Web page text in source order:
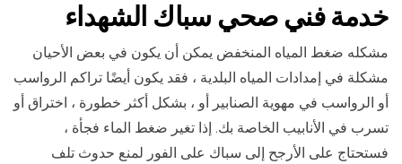
خدمة فني صحي سباك الشهداء
مشكله ضغط المياه المنخفض يمكن أن يكون في بعض الأحيان
مشكلة في إمدادات المياه البلدية ، فقد يكون أيضًا تراكم الرواسب
أو الرواسب في مهوية الصنابير أو ، بشكل أكثر خطورة ، اختراق أو
تسرب في الأنابيب الخاصة بك. إذا تغير ضغط الماء فجأة ،
فستحتاج على الأرجح إلى سباك على الفور لمنع حدوث تلف